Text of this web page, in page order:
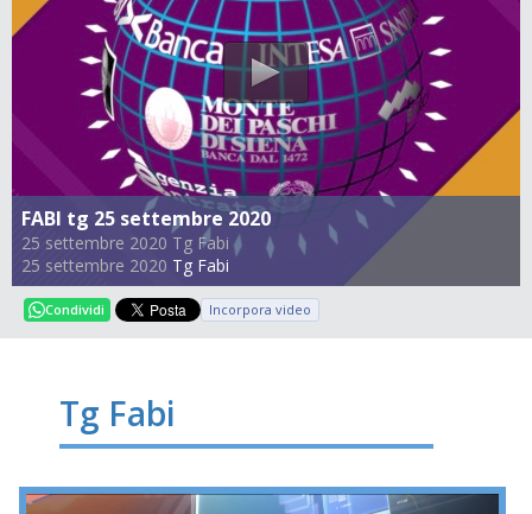
FABI tg 25 settembre 2020
25 settembre 2020 Tg Fabi
25 settembre 2020 Tg Fabi
Condividi Incorpora video
Tg Fabi